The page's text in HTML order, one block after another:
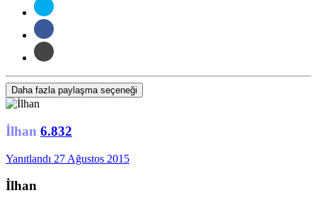
Daha fazla paylaşma seçeneği
İlhan 6.832
Yanıtlandı 27 Ağustos 2015
İlhan